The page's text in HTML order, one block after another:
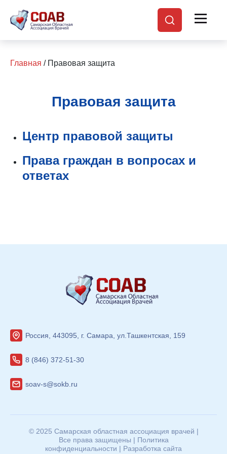
Главная / Правовая защита
Правовая защита
Центр правовой защиты
Права граждан в вопросах и
ответах
Россия, 443095, г. Самара, ул.Ташкентская, 159
8 (846) 372-51-30
soav-s@sokb.ru
© 2025 Самарская областная ассоциация врачей |
Все права защищены | Политика
конфиденциальности | Разработка сайта